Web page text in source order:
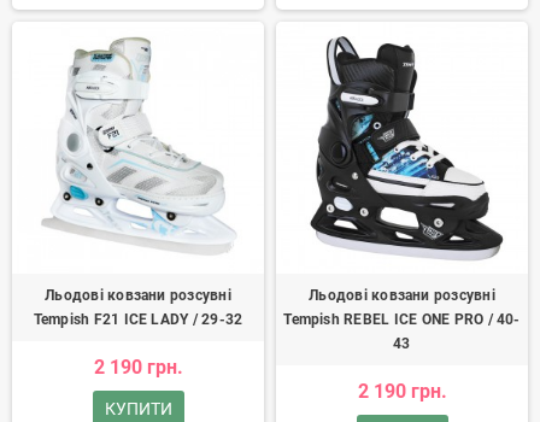
Льодові ковзани розсувні
Tempish F21 ICE LADY / 29-32
2 190 грн.
КУПИТИ
Льодові ковзани розсувні
Tempish REBEL ICE ONE PRO / 40-
43
2 190 грн.